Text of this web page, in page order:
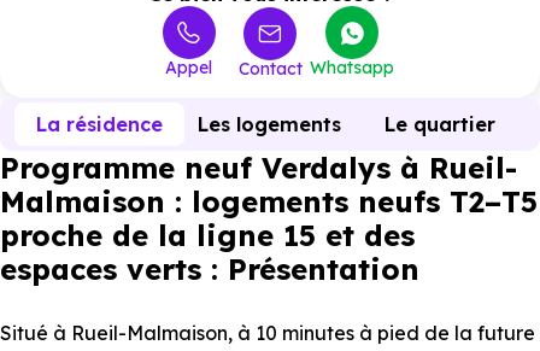
Appel Contact Whatsapp
La résidence Les logements Le quartier
Programme neuf Verdalys à Rueil-
Malmaison : logements neufs T2–T5
proche de la ligne 15 et des
espaces verts : Présentation
Situé à Rueil-Malmaison, à 10 minutes à pied de la future